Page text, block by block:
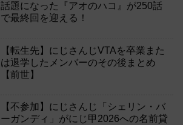
話題になった『アオのハコ』が250話
で最終回を迎える！
【転生先】にじさんじVTAを卒業また
は退学したメンバーのその後まとめ
【前世】
【不参加】にじさんじ「シェリン・バ
ーガンディ」がにじ甲2026への名前貸